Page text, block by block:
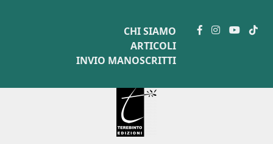
CHI SIAMO
ARTICOLI
INVIO MANOSCRITTI